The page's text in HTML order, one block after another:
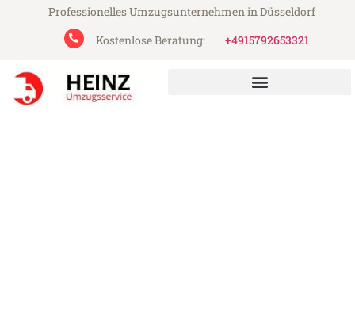
Professionelles Umzugsunternehmen in Düsseldorf
Kostenlose Beratung:
+4915792653321